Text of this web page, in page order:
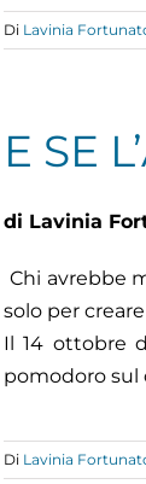
Di Lavinia
E SE
di Lavinia
Chi avrebbe
solo per
Il 14 ottobre
pomodoro sul
Di Lavinia